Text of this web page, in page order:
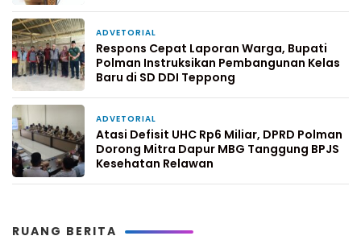
ADVETORIAL
Respons Cepat Laporan Warga, Bupati
Polman Instruksikan Pembangunan Kelas
Baru di SD DDI Teppong
ADVETORIAL
Atasi Defisit UHC Rp6 Miliar, DPRD Polman
Dorong Mitra Dapur MBG Tanggung BPJS
Kesehatan Relawan
RUANG BERITA